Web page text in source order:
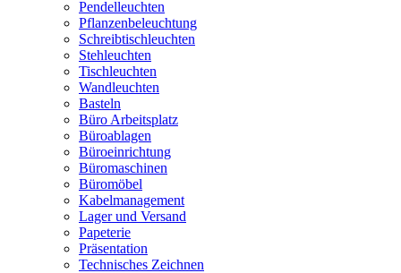
Pendelleuchten
Pflanzenbeleuchtung
Schreibtischleuchten
Stehleuchten
Tischleuchten
Wandleuchten
Basteln
Büro Arbeitsplatz
Büroablagen
Büroeinrichtung
Büromaschinen
Büromöbel
Kabelmanagement
Lager und Versand
Papeterie
Präsentation
Technisches Zeichnen